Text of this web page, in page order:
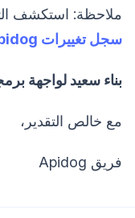
ملاحظة: استكشف
سجل تغييرات Apidog
بناء سعيد لواجهة
مع خالص التقدير،
فريق Apidog